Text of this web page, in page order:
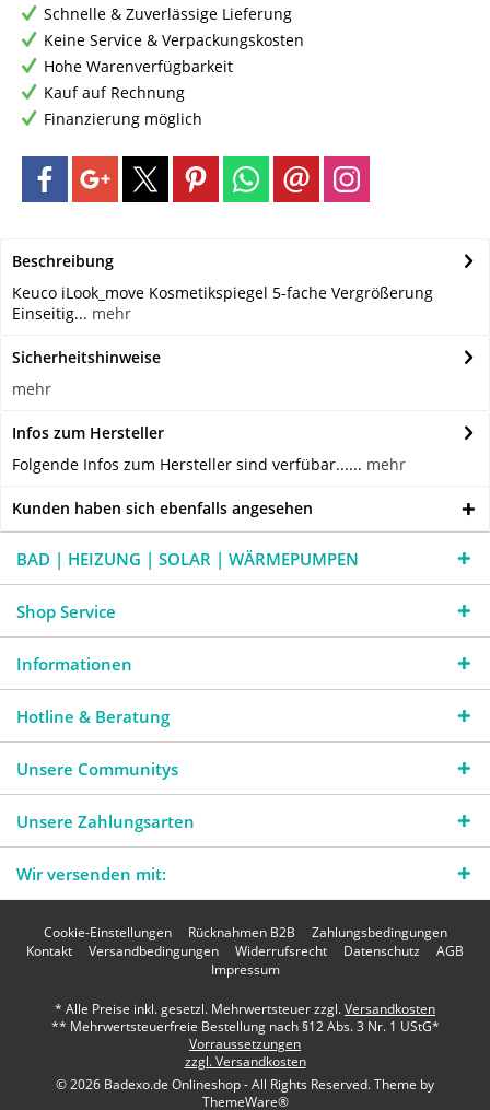
Schnelle & Zuverlässige Lieferung
Keine Service & Verpackungskosten
Hohe Warenverfügbarkeit
Kauf auf Rechnung
Finanzierung möglich
Beschreibung
Keuco iLook_move Kosmetikspiegel 5-fache Vergrößerung
Einseitig... mehr
Sicherheitshinweise
mehr
Infos zum Hersteller
Folgende Infos zum Hersteller sind verfübar...... mehr
Kunden haben sich ebenfalls angesehen
BAD | HEIZUNG | SOLAR | WÄRMEPUMPEN
Shop Service
Informationen
Hotline & Beratung
Unsere Communitys
Unsere Zahlungsarten
Wir versenden mit:
Cookie-Einstellungen Rücknahmen B2B
Zahlungsbedingungen
Kontakt
Versandbedingungen Widerrufsrecht Datenschutz
AGB
Impressum
* Alle Preise inkl. gesetzl. Mehrwertsteuer zzgl.Versandkosten
** Mehrwertsteuerfreie Bestellung nach §12 Abs. 3 Nr. 1 UStG*
Vorraussetzungen
zzgl. Versandkosten
© 2026 Badexo.de Onlineshop - All Rights Reserved. Theme by
ThemeWare®